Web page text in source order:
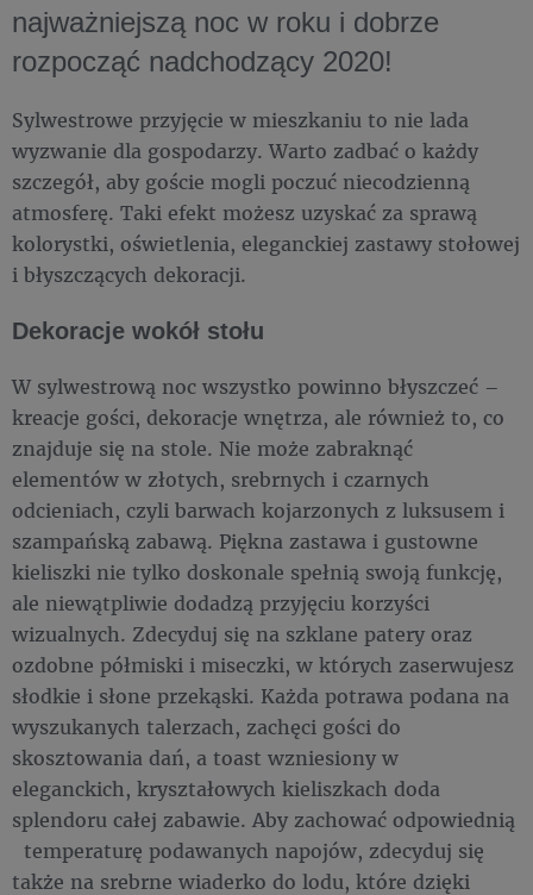
najważniejszą noc w roku i dobrze
rozpocząć nadchodzący 2020!
Sylwestrowe przyjęcie w mieszkaniu to nie lada
wyzwanie dla gospodarzy. Warto zadbać o każdy
szczegół, aby goście mogli poczuć niecodzienną
atmosferę. Taki efekt możesz uzyskać za sprawą
kolorystki, oświetlenia, eleganckiej zastawy stołowej
i błyszczących dekoracji.
Dekoracje wokół stołu
W sylwestrową noc wszystko powinno błyszczeć –
kreacje gości, dekoracje wnętrza, ale również to, co
znajduje się na stole. Nie może zabraknąć
elementów w złotych, srebrnych i czarnych
odcieniach, czyli barwach kojarzonych z luksusem i
szampańską zabawą. Piękna zastawa i gustowne
kieliszki nie tylko doskonale spełnią swoją funkcję,
ale niewątpliwie dodadzą przyjęciu korzyści
wizualnych. Zdecyduj się na szklane patery oraz
ozdobne półmiski i miseczki, w których zaserwujesz
słodkie i słone przekąski. Każda potrawa podana na
wyszukanych talerzach, zachęci gości do
skosztowania dań, a toast wzniesiony w
eleganckich, kryształowych kieliszkach doda
splendoru całej zabawie. Aby zachować odpowiednią
temperaturę podawanych napojów, zdecyduj się
także na srebrne wiaderko do lodu, które dzięki